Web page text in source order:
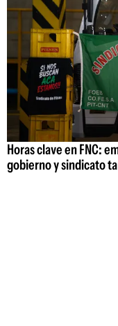
Horas clave en FNC:
gobierno y sindicato